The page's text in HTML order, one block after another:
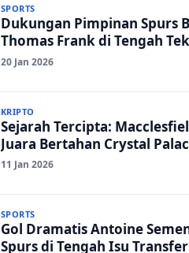
SPORTS
Dukungan Pimpinan Spurs
Thomas Frank di Tengah
20 Jan 2026
KRIPTO
Sejarah Tercipta:
Juara Bertahan Crystal
11 Jan 2026
SPORTS
Gol Dramatis Antoine
Spurs di Tengah Isu